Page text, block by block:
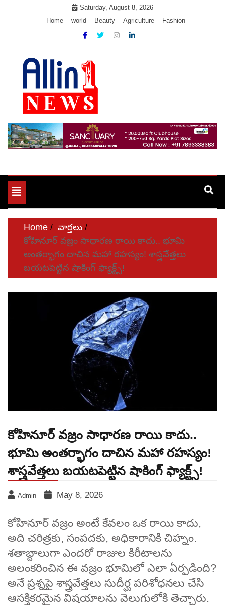
Saturday, August 8, 2026
Home
world Beauty Agriculture Fashion
Allin1news
Toggle
navigation
Home
వార్తలు
కోహినూర్ వజ్రం సాధారణ రాయి కాదు.. భూమి
అంతర్భాగం దాచిన మహా రహస్యం! శాస్త్రవేత్తలు
బయటపెట్టిన షాకింగ్ ఫ్యాక్ట్స్!
కోహినూర్ వజ్రం సాధారణ రాయి కాదు..
భూమి అంతర్భాగం దాచిన మహా రహస్యం!
శాస్త్రవేత్తలు బయటపెట్టిన షాకింగ్ ఫ్యాక్ట్స్!
Admin May 8, 2026
కోహినూర్ వజ్రం అంటే కేవలం ఒక రాయి కాదు,
అది చరిత్రకు, సంపదకు, అధికారానికి చిహ్నం.
శతాబ్దాలుగా ఎందరో రాజుల కిరీటాలను
అలంకరించిన ఈ వజ్రం భూమిలో ఎలా ఏర్పడింది?
అనే ప్రశ్నపై శాస్త్రవేత్తలు సుదీర్ఘ పరిశోధనలు చేసి
ఆసక్తికరమైన విషయాలను వెలుగులోకి తెచ్చారు.